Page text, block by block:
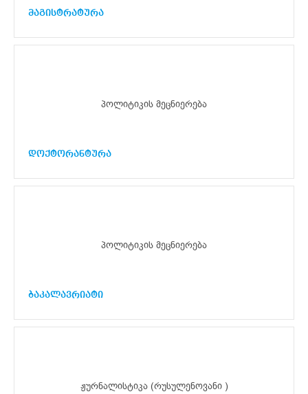
მაგისტრატურა
პოლიტიკის მეცნიერება
დოქტორანტურა
პოლიტიკის მეცნიერება
ბაკალავრიატი
ჟურნალისტიკა (რუსულენოვანი )